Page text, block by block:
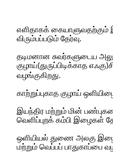
எளிதாகக்
விரும்பப்படும் தேர்வு.
தடிமனான சுவர்களுடைய
குழாய்(துருப்பிடிக்காத எஃகு)
வழங்குகிறது.
காற்றுப்புகாத குழாய்
இயந்திர மற்றும் மின்
வெளிப்புறக் கம்பி இழைகள்
ஒளியியல் துணை அலகு
மற்றும் வெப்பப் பாதுகாப்பை